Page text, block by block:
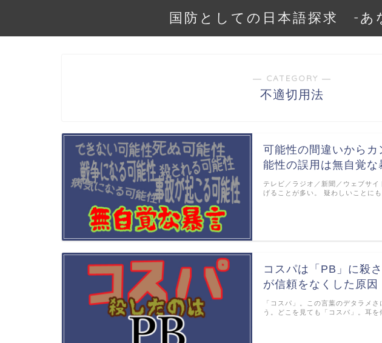
国防としての日本語探求 -あ
― CATEGORY ―
不適切用法
可能性の間違いから
能性の誤用は無自覚な
テレビ／ラジオ／新聞／ウェブサ
げることが多い。 疑わしいことに
コスパは「PB」に殺
が信頼をなくした原因
「コスパ」。この言葉のデタラメ
う。どこを見ても「コスパ」。耳